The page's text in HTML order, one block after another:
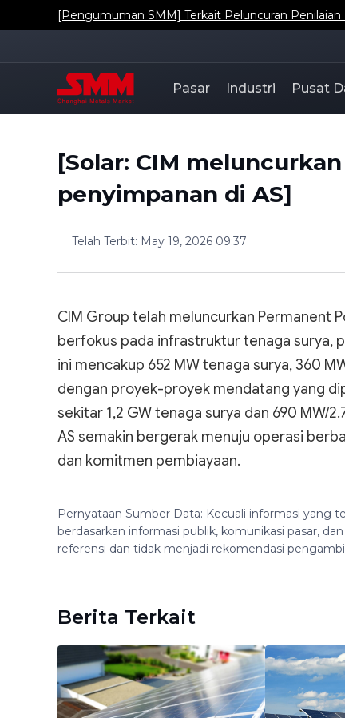
[Pengumuman SMM] Terkait Peluncuran
Pasar Industri Pusat
[Solar: CIM
penyimpanan di AS]
Telah Terbit: May 19, 2026 09:37
CIM Group telah meluncurkan Permanent
berfokus pada infrastruktur tenaga surya,
ini mencakup 652 MW tenaga surya, 360
dengan proyek-proyek mendatang yang
sekitar 1,2 GW tenaga surya dan 690 MW/
AS semakin bergerak menuju operasi
dan komitmen pembiayaan.
Pernyataan Sumber Data: Kecuali informasi yang
berdasarkan informasi publik, komunikasi pasar,
referensi dan tidak menjadi rekomendasi
Berita Terkait